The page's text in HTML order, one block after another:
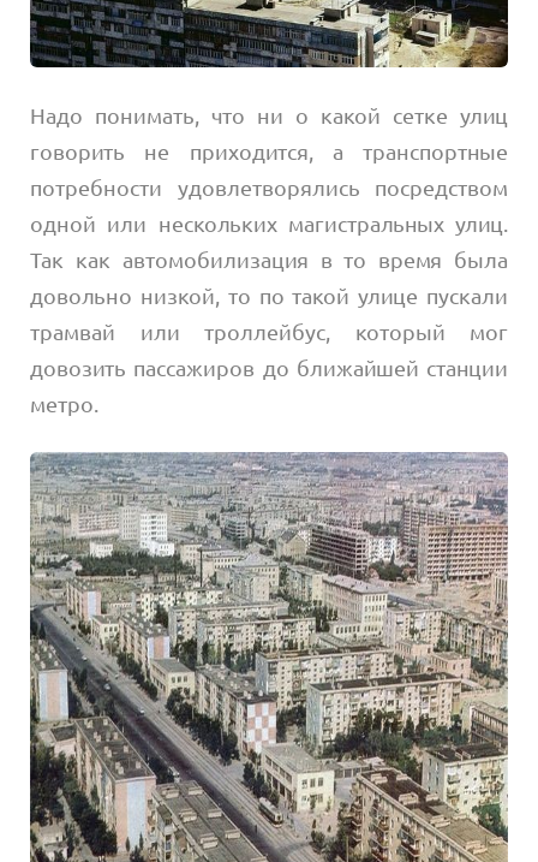
Надо понимать, что ни о какой сетке улиц
говорить не приходится, а транспортные
потребности удовлетворялись посредством
одной или нескольких магистральных улиц.
Так как автомобилизация в то время была
довольно низкой, то по такой улице пускали
трамвай или троллейбус, который мог
довозить пассажиров до ближайшей станции
метро.